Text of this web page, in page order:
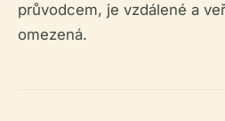
průvodcem, je vzdálené a
omezená.